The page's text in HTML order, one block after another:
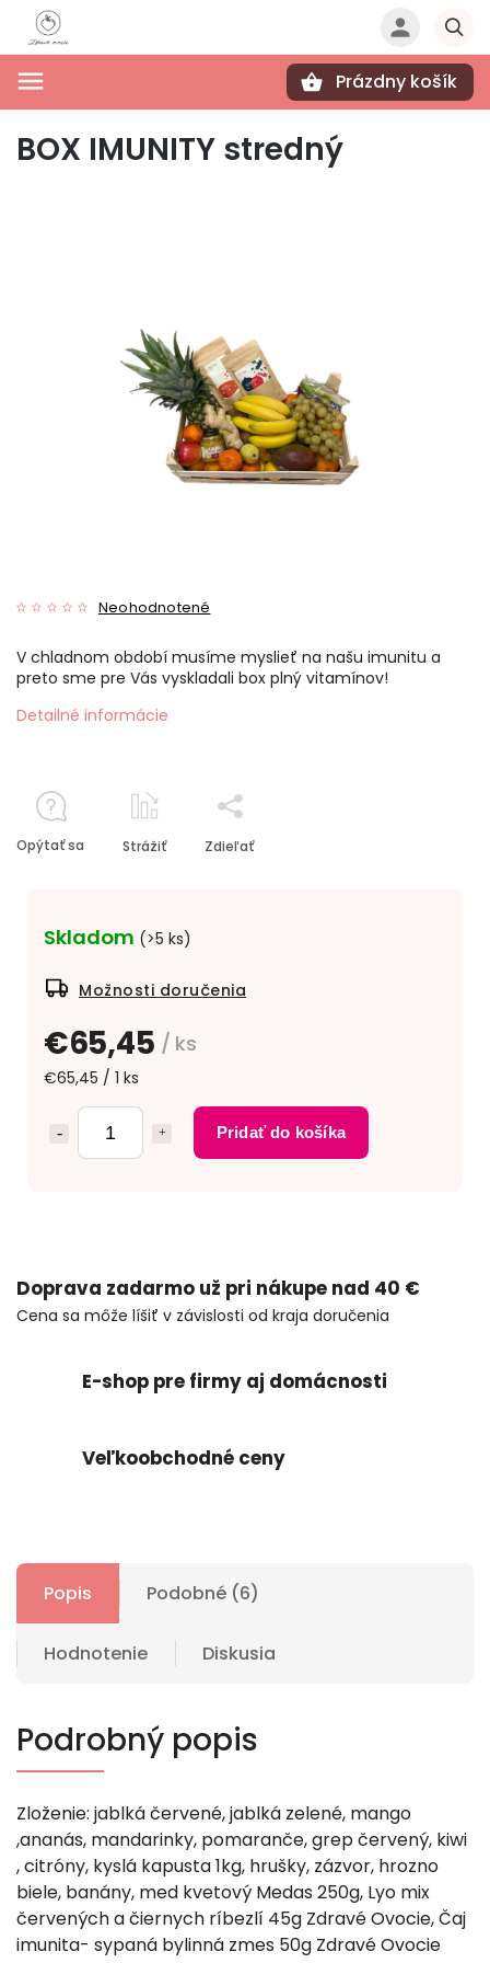
Prázdny košík
BOX IMUNITY stredný
Neohodnotené
€65,45 / ks
€65,45 / 1 ks
Pridať do košíka
Skladom (>5 ks)
Možnosti doručenia
V chladnom období musíme myslieť na našu imunitu a
preto sme pre Vás vyskladali box plný vitamínov!
Detailné informácie
Opýtať sa Strážiť Zdieľať
Doprava zadarmo už pri nákupe nad 40 €
Cena sa môže líšiť v závislosti od kraja doručenia
E-shop pre firmy aj domácnosti
Veľkoobchodné ceny
Popis Podobné (6)
Hodnotenie Diskusia
Podrobný popis
Zloženie: jablká červené, jablká zelené, mango
,ananás, mandarinky, pomaranče, grep červený, kiwi
, citróny, kyslá kapusta 1kg, hrušky, zázvor, hrozno
biele, banány, med kvetový Medas 250g, Lyo mix
červených a čiernych ríbezlí 45g Zdravé Ovocie, Čaj
imunita- sypaná bylinná zmes 50g Zdravé Ovocie